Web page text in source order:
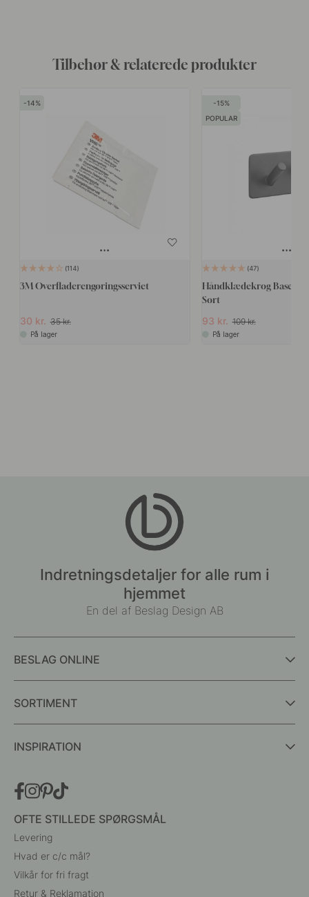
Tilbehør & relaterede produkter
14
114
3M Overfladerengøringsserviet
30 kr. 35 kr.
På lager
15
POPULAR
47
Håndklædekrog Base
Sort
93 kr. 109 kr.
På lager
Indretningsdetaljer for alle rum i
hjemmet
En del af Beslag Design AB
BESLAG ONLINE
SORTIMENT
INSPIRATION
OFTE STILLEDE SPØRGSMÅL
Levering
Hvad er c/c mål?
Vilkår for fri fragt
Retur & Reklamation